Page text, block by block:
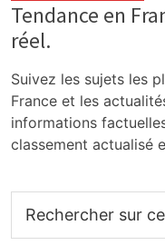
Tendance en
réel.
Suivez les sujets les
France et les
informations
classement actualisé
sur